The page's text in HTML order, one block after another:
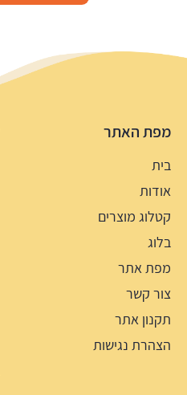
מפת האתר
בית
אודות
קטלוג מוצרים
בלוג
מפת אתר
צור קשר
תקנון אתר
הצהרת נגישות